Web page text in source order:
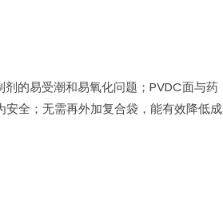
的易受潮和易氧化问题；PVDC面与药
全；无需再外加复合袋，能有效降低成